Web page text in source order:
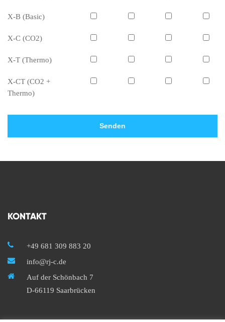
X-B (Basic)
X-C (CO2)
X-T (Thermo)
X-CT (CO2 +
Thermo)
KONTAKT
+49 681 309 883 20
info@rj-c.de
Auf der Schönbach 7
D-66119 Saarbrücken